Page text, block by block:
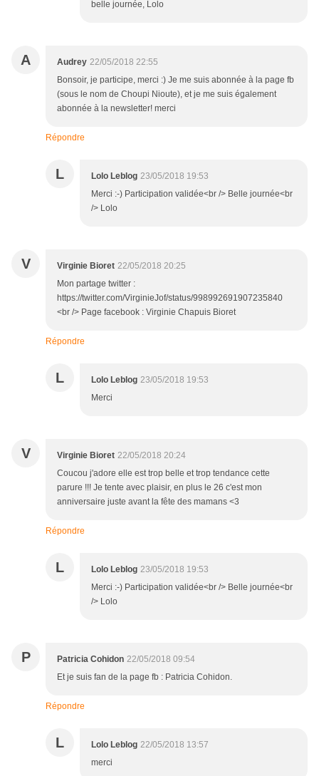
belle journée, Lolo
A Audrey 22/05/2018 22:55
Bonsoir, je participe, merci :) Je me suis abonnée à la page fb
(sous le nom de Choupi Nioute), et je me suis également
abonnée à la newsletter! merci
Répondre
L Lolo Leblog 23/05/2018 19:53
Merci :-) Participation validée<br /> Belle journée<br
/> Lolo
V Virginie Bioret 22/05/2018 20:25
Mon partage twitter :
https://twitter.com/VirginieJof/status/998992691907235840
<br /> Page facebook : Virginie Chapuis Bioret
Répondre
L Lolo Leblog 23/05/2018 19:53
Merci
V Virginie Bioret 22/05/2018 20:24
Coucou j'adore elle est trop belle et trop tendance cette
parure !!! Je tente avec plaisir, en plus le 26 c'est mon
anniversaire juste avant la fête des mamans <3
Répondre
L Lolo Leblog 23/05/2018 19:53
Merci :-) Participation validée<br /> Belle journée<br
/> Lolo
P Patricia Cohidon 22/05/2018 09:54
Et je suis fan de la page fb : Patricia Cohidon.
Répondre
L Lolo Leblog 22/05/2018 13:57
merci